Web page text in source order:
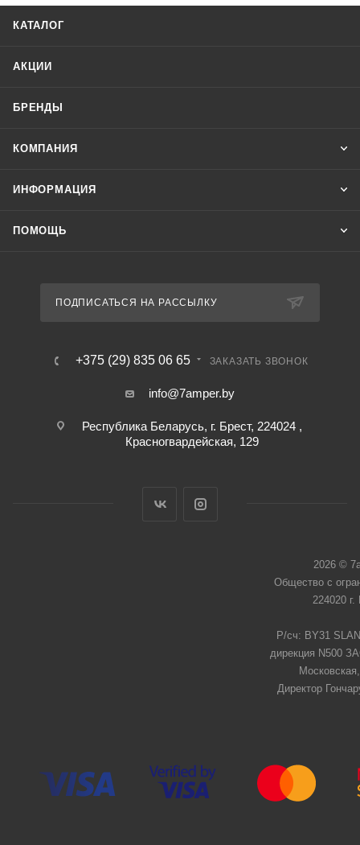
КАТАЛОГ
АКЦИИ
БРЕНДЫ
КОМПАНИЯ
ИНФОРМАЦИЯ
ПОМОЩЬ
ПОДПИСАТЬСЯ НА РАССЫЛКУ
+375 (29) 835 06 65 ЗАКАЗАТЬ ЗВОНОК
info@7amper.by
Республика Беларусь, г. Брест, 224024 ,
Красногвардейская, 129
2026 ©
Общество с
224020
Р/сч: BY31
дирекция N500
Директор